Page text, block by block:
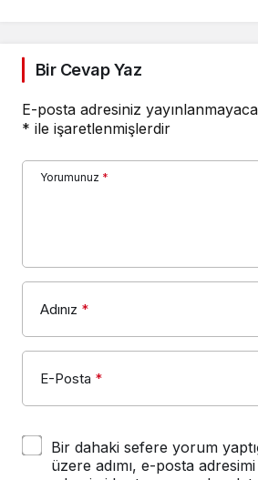
Bir Cevap Yaz
E-posta adresiniz
* ile işaretlenmişlerdir
Yorumunuz *
Adınız *
E-Posta *
Bir dahaki sefere yorum
üzere adımı, e-posta